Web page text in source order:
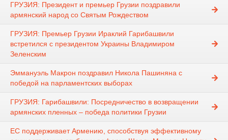
ГРУЗИЯ: Президент и премьер Грузии поздравили
армянский народ со Святым Рождеством
ГРУЗИЯ: Премьер Грузии Ираклий Гарибашвили
встретился с президентом Украины Владимиром
Зеленским
Эммануэль Макрон поздравил Никола Пашиняна с
победой на парламентских выборах
ГРУЗИЯ: Гарибашвили: Посредничество в возвращении
армянских пленных – победа политики Грузии
ЕС поддерживает Армению, способствуя эффективному